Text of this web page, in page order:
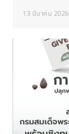
13 มีนาคม 2026